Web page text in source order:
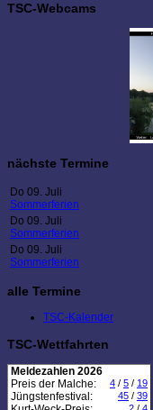
TSC-Webcams
nächste Termine
Do 09. Juli
Sommerferien
Do 09. Juli
Sommerferien
Do 09. Juli
Sommerferien
alle Termine
TSC-Kalender
TSC-Wettfahrten
Meldezahlen 2026
Preis der Malche:
4 / 5 / 19
Jüngstenfestival: 45 / 39
2 / 4